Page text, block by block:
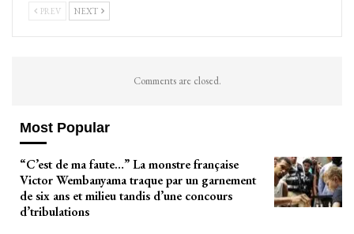
PREV NEXT
Comments are closed.
Most Popular
“C’est de ma faute…” La monstre française
Victor Wembanyama traque par un garnement
de six ans et milieu tandis d’une concours
d’tribulations